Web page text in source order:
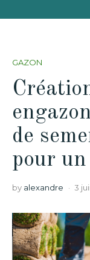
GAZON
de
pour
by alexandre 3